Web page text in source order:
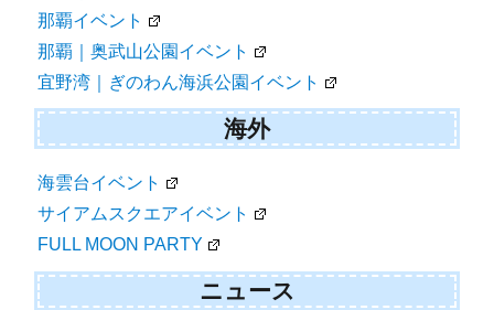
那覇イベント
那覇｜奥武山公園イベント
宜野湾｜ぎのわん海浜公園イベント
海外
海雲台イベント
サイアムスクエアイベント
FULL MOON PARTY
ニュース